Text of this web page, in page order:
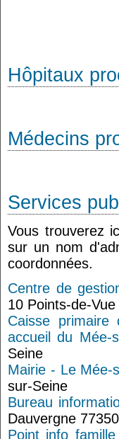
Hôpitaux
Médecins
Services
Vous trouverez
sur un nom
coordonnées.
Centre de
10 Points-de-
Caisse primaire
accueil du Mée-
Seine
Mairie - Le Mée-
sur-Seine
Bureau
Dauvergne
Point info